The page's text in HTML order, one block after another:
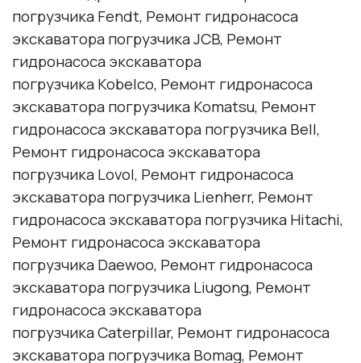
погрузчика Fendt, Ремонт гидронасоса
экскаватора погрузчика JCB, Ремонт
гидронасоса экскаватора
погрузчика Kobelco, Ремонт гидронасоса
экскаватора погрузчика Komatsu, Ремонт
гидронасоса экскаватора погрузчика Bell,
Ремонт гидронасоса экскаватора
погрузчика Lovol, Ремонт гидронасоса
экскаватора погрузчика Lienherr, Ремонт
гидронасоса экскаватора погрузчика Hitachi,
Ремонт гидронасоса экскаватора
погрузчика Daewoo, Ремонт гидронасоса
экскаватора погрузчика Liugong, Ремонт
гидронасоса экскаватора
погрузчика Caterpillar, Ремонт гидронасоса
экскаватора погрузчика Bomag, Ремонт